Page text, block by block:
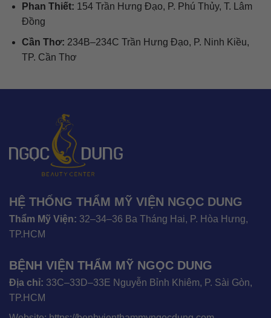
Phan Thiết: 154 Trần Hưng Đạo, P. Phú Thủy, T. Lâm
Đồng
Cần Thơ: 234B–234C Trần Hưng Đạo, P. Ninh Kiều,
TP. Cần Thơ
HỆ THỐNG THẨM MỸ VIỆN NGỌC DUNG
Thẩm Mỹ Viện: 32–34–36 Ba Tháng Hai, P. Hòa Hưng,
TP.HCM
BỆNH VIỆN THẨM MỸ NGỌC DUNG
Địa chỉ: 33C–33D–33E Nguyễn Bỉnh Khiêm, P. Sài Gòn,
TP.HCM